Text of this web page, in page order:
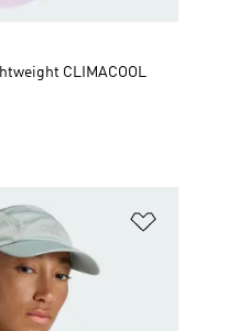
CLIMACOOL